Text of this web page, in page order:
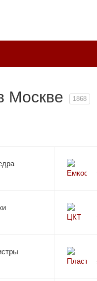
Москве 1868